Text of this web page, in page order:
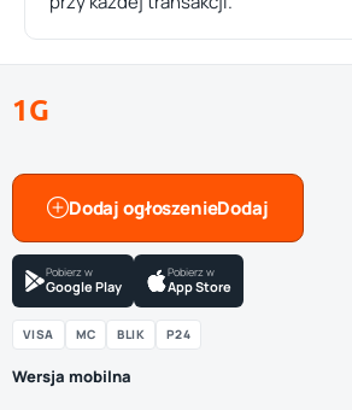
1G
Dodaj ogłoszenie
Pobierz w
Google Play
Pobierz w
App Store
VISA MC BLIK P24
Wersja mobilna